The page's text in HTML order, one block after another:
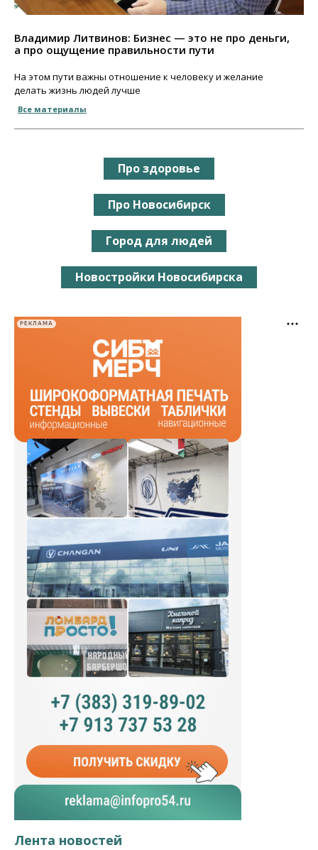
Владимир Литвинов: Бизнес — это не про деньги,
а про ощущение правильности пути
На этом пути важны отношение к человеку и желание
делать жизнь людей лучше
Все материалы
Про здоровье
Про Новосибирск
Город для людей
Новостройки Новосибирска
РЕКЛАМА
Лента новостей